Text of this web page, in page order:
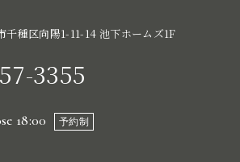
種区向陽1-11-14 池下ホームズ1F
3355
18:00 予約制